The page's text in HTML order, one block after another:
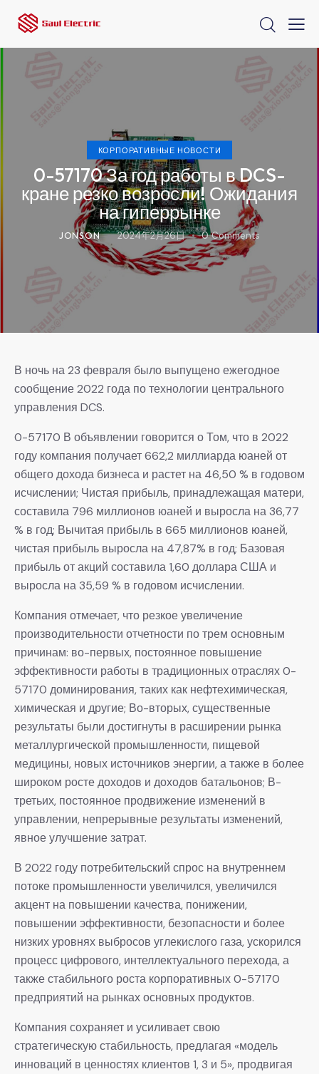
КОРПОРАТИВНЫЕ НОВОСТИ
0-57170 За год работы в DCS-
кране резко возросли! Ожидания
на гиперрынке
JONSON 2024年2月26日 0 Comments
В ночь на 23 февраля было выпущено ежегодное
сообщение 2022 года по технологии центрального
управления DCS.
0-57170 В объявлении говорится о Том, что в 2022
году компания получает 662,2 миллиарда юаней от
общего дохода бизнеса и растет на 46,50 % в годовом
исчислении; Чистая прибыль, принадлежащая матери,
составила 796 миллионов юаней и выросла на 36,77
% в год; Вычитая прибыль в 665 миллионов юаней,
чистая прибыль выросла на 47,87% в год; Базовая
прибыль от акций составила 1,60 доллара США и
выросла на 35,59 % в годовом исчислении.
Компания отмечает, что резкое увеличение
производительности отчетности по трем основным
причинам: во-первых, постоянное повышение
эффективности работы в традиционных отраслях 0-
57170 доминирования, таких как нефтехимическая,
химическая и другие; Во-вторых, существенные
результаты были достигнуты в расширении рынка
металлургической промышленности, пищевой
медицины, новых источников энергии, а также в более
широком росте доходов и доходов батальонов; В-
третьих, постоянное продвижение изменений в
управлении, непрерывные результаты изменений,
явное улучшение затрат.
В 2022 году потребительский спрос на внутреннем
потоке промышленности увеличился, увеличился
акцент на повышении качества, понижении,
повышении эффективности, безопасности и более
низких уровнях выбросов углекислого газа, ускорился
процесс цифрового, интеллектуального перехода, а
также стабильного роста корпоративных 0-57170
предприятий на рынках основных продуктов.
Компания сохраняет и усиливает свою
стратегическую стабильность, предлагая «модель
инноваций в ценностях клиентов 1, 3 и 5», продвигая